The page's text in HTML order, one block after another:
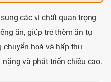
các vi chất quan trọng
ăn, giúp trẻ thèm ăn tự
chuyển hoá và hấp thu
và phát triển chiều cao.